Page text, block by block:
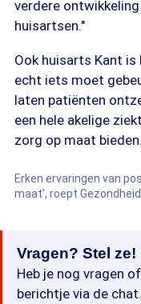
verdere
huisartsen."
Ook huisarts Kant
echt iets moet
laten patiënten
een hele akelige
zorg op maat
Erken ervaringen van
maat', roept
Vragen? Stel ze!
Heb je nog vragen
berichtje via de chat.